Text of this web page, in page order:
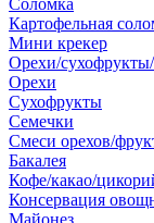
Соломка
Картофельная
Мини крекер
Орехи/
Орехи
Сухофрукты
Семечки
Смеси орехов/
Бакалея
Кофе/какао/
Консервация
Майонез